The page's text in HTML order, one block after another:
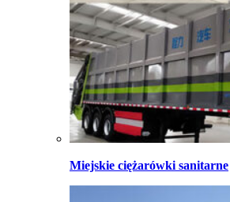
Miejskie ciężarówki sanitarne